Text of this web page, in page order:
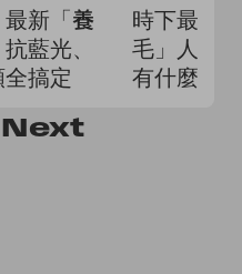
新「養
藍光、
搞定
時下最流
毛」人人
有什麼該
Next